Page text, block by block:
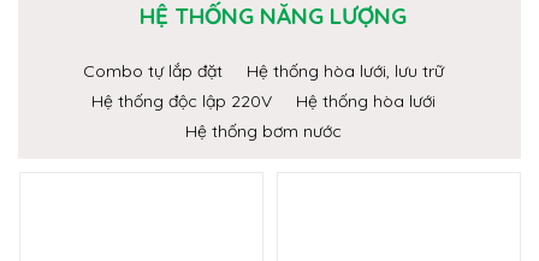
HỆ THỐNG NĂNG LƯỢNG
Combo tự lắp đặt
Hệ thống hòa lưới, lưu trữ
Hệ thống độc lập 220V
Hệ thống hòa lưới
Hệ thống bơm nước